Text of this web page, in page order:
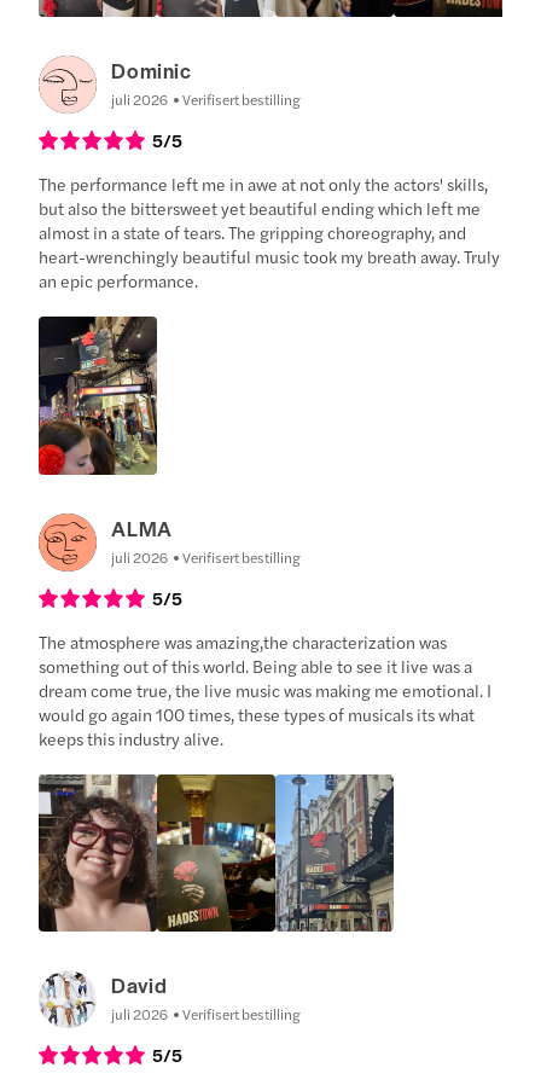
Dominic
juli 2026 Verifisert bestilling
5/5
The performance left me in awe at not only the actors' skills,
but also the bittersweet yet beautiful ending which left me
almost in a state of tears. The gripping choreography, and
heart-wrenchingly beautiful music took my breath away. Truly
an epic performance.
ALMA
juli 2026 Verifisert bestilling
5/5
The atmosphere was amazing,the characterization was
something out of this world. Being able to see it live was a
dream come true, the live music was making me emotional. I
would go again 100 times, these types of musicals its what
keeps this industry alive.
David
juli 2026 Verifisert bestilling
5/5